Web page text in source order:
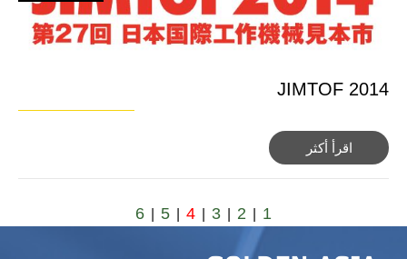
JIMTOF 2014
اقرأ أكثر
1
2
3
4
5
6